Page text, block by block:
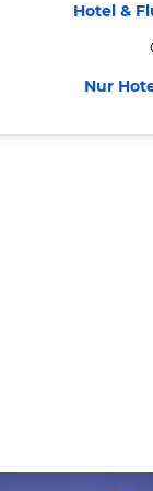
Hotel &
Nur